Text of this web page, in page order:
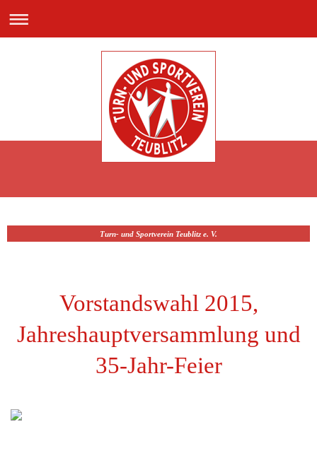
Turn- und Sportverein Teublitz e. V.
Vorstandswahl 2015,
Jahreshauptversammlung und
35-Jahr-Feier